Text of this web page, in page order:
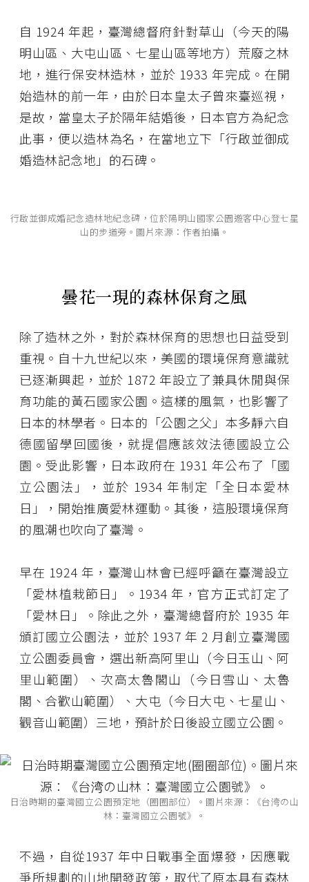
自 1924 年起，臺灣總督府針對草山（今天的陽
明山區、大屯山區、七星山區等地方）荒廢之林
地，進行保安林造林，並於 1933 年完成。在開
始造林的前一年，由於日本皇太子曾來臺巡視，
是故，當皇太子於隔年結婚後，日本官方為紀念
此事，便以造林為名，在當地立下「行啟並御成
婚造林記念地」的石碑。
行啟並御成婚記念造林地紀念碑，位於陽明山國家公園遊客中心登七星
山的步道旁。圖片來源：作者拍攝。
曇花一現的森林保育之風
除了造林之外，對於森林保育的思想也日益受到
重視。自十九世紀以來，美國的環境保育意識就
已逐漸興起，並於 1872 年設立了兼具休閒與保
育功能的黃石國家公園。這樣的風氣，也影響了
日本的林學者。日本的「公園之父」本多靜六自
德國留學回國後，就提倡應該效法德國設立公
園。受此影響，日本政府在 1931 年公布了「國
立公園法」，並於 1934 年制定「全日本愛林
日」，開始推廣愛林運動。其後，這股環境保育
的風潮也吹向了臺灣。
早在 1924 年，臺灣山林會已經呼籲在臺灣設立
「愛林植栽節日」。1934 年，官方正式訂定了
「愛林日」。除此之外，臺灣總督府於 1935 年
頒訂國立公園法，並於 1937 年 2 月創立臺灣國
立公園委員會，選出新高阿里山（今日玉山、阿
里山範圍）、次高太魯閣山（今日雪山、太魯
閣、合歡山範圍）、大屯（今日大屯、七星山、
觀音山範圍）三地，預計於日後設立國立公園。
日治時期的臺灣國立公園預定地（圈圈部位）。圖片來源：《台湾の山
林：臺灣國立公園號》。
不過，自從1937 年中日戰事全面爆發，因應戰
爭所規劃的山地開發政策，取代了原本具有森林